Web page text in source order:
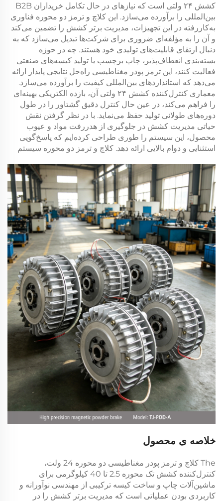
کشش ۲۴ ولتی
است که نیازهای در حال تکامل خریداران B2B
بین‌المللی را برآورده می‌سازد. این کلاچ و ترمز دو محوره فناوری
به‌کاررفته در این تجهیزات، مدیریت برتر کشش را تضمین می‌کند
و آن را به مؤلفه‌ای ضروری برای شرکت‌ها تبدیل می‌سازد که به
دنبال ارتقای قابلیت‌های تولیدی خود هستند. چه در حوزه
بسته‌بندی انعطاف‌پذیر، چاپ برچسب یا تولید کیسه‌های صنعتی
فعالیت کنند، این ترمز پودر مغناطیسی راه‌حل نتایجی پایدار ارائه
می‌دهد که استانداردهای بین‌المللی کیفیت را برآورده می‌سازد.
معماری کنترل‌کننده کشش ۲۴ ولتی
آن، بازده الکتریکی بهینه‌ای
را فراهم می‌کند، در عین حال کنترل دقیق گشتاور را در طول
دوره‌های طولانی تولید حفظ می‌نماید. با در نظر گرفتن نقش
حیاتی مدیریت کشش در جلوگیری از هدررفت مواد و عیوب
محصول، این سیستم را طوری طراحی کرده‌ایم که پاسخ‌گویی
استثنایی و دوام بالایی ارائه دهد. کلاچ و ترمز دو محوره سیستم
خلاصه ی محصول
The
کلاچ و ترمز پودر مغناطیسی دو محوره 24 ولت،
کنترل‌کننده کشش تک محوره 2.5 تا 40 کیلوگرمی برای
ماشین‌آلات چاپ و ساخت کیسه ترکیبی از مهندسی نوآورانه و
کاربردی بودن عملیاتی است که مدیریت برتر کشش را در